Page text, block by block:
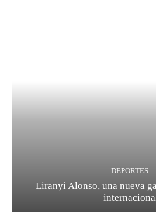
DEPORTES
Liranyi Alonso, una nueva